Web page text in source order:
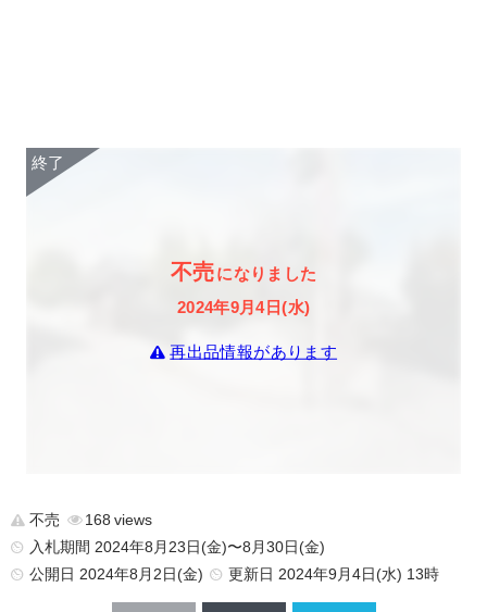
不売になりました
2024年9月4日(水)
再出品情報があります
不売
168
入札期間 2024年8月23日(金)〜8月30日(金)
公開日 2024年8月2日(金) 更新日 2024年9月4日(水) 13時